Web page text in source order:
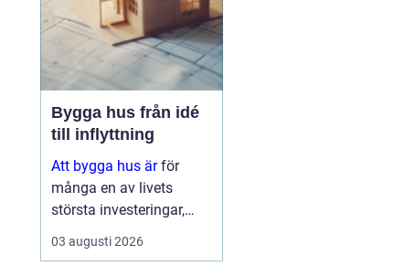
produktionens krav. Här
03 augusti 2026
Bygga hus från idé
till inflyttning
Att bygga hus ärför
många en av livets
största investeringar,
både känslomässigt och
ekonomiskt. Drömmen
03 augusti 2026